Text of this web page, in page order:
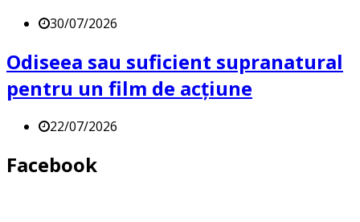
30/07/2026
Odiseea sau suficient supranatural
pentru un film de acțiune
22/07/2026
Facebook